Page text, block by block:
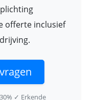
offerte inclusief
✓ Erkende